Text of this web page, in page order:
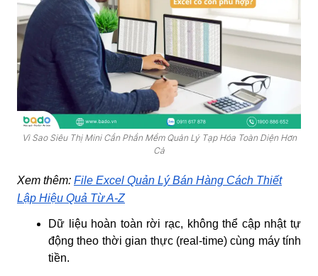
Vì Sao Siêu Thị Mini Cần Phần Mềm Quản Lý Tạp Hóa Toàn Diện Hơn
Cả
Xem thêm: File Excel Quản Lý Bán Hàng Cách Thiết
Lập Hiệu Quả Từ A-Z
Dữ liệu hoàn toàn rời rạc, không thể cập nhật tự
động theo thời gian thực (real-time) cùng máy tính
tiền.